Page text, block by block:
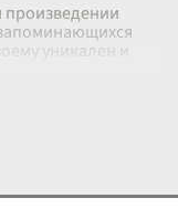
произведении
уникален и